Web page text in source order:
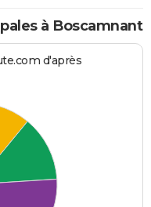
à Boscamnant
d'après